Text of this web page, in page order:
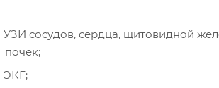
УЗИ сосудов, сердца, щитовидной
почек;
ЭКГ;